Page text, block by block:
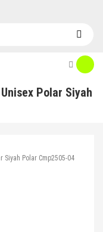
Polar Siyah